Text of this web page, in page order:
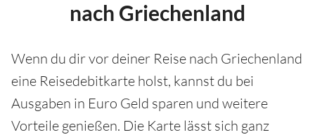
nach Griechenland
Wenn du dir vor deiner Reise nach Griechenland
eine Reisedebitkarte holst, kannst du bei
Ausgaben in Euro Geld sparen und weitere
Vorteile genießen. Die Karte lässt sich ganz